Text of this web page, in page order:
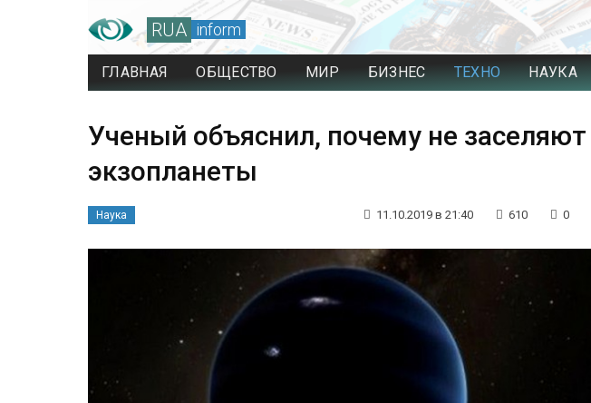
RUA inform
ГЛАВНАЯ ОБЩЕСТВО МИР БИЗНЕС ТЕХНО НАУКА
Ученый объяснил, почему не заселяют
экзопланеты
Наука 11.10.2019 в 21:40 610 0